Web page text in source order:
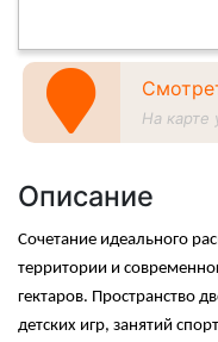
На карте
Описание
Сочетание идеального
территории и
гектаров. Пространство
детских игр, занятий